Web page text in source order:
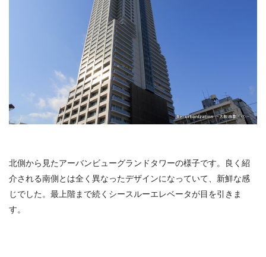
北側から見たアーバンビューグランドタワーの様子です。良く紹
介される南側とは全く異なったデザインになっていて、新鮮な感
じでした。最上階まで続くシースルーエレベータが目を引きま
す。